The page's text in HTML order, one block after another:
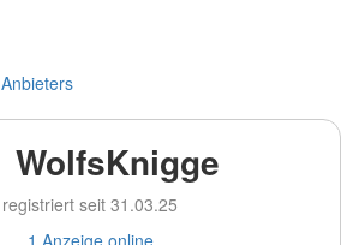
WolfsKnigge
registriert seit 31.03.25
1 Anzeige online